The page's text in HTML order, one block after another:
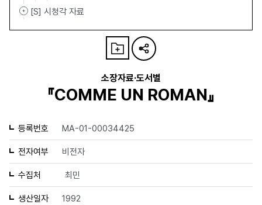
[S] 시청각 자료
소장자료·도서별
『COMME UN ROMAN』
등록번호 MA-01-00034425
전자여부 비전자
수집처 최민
생산일자 1992